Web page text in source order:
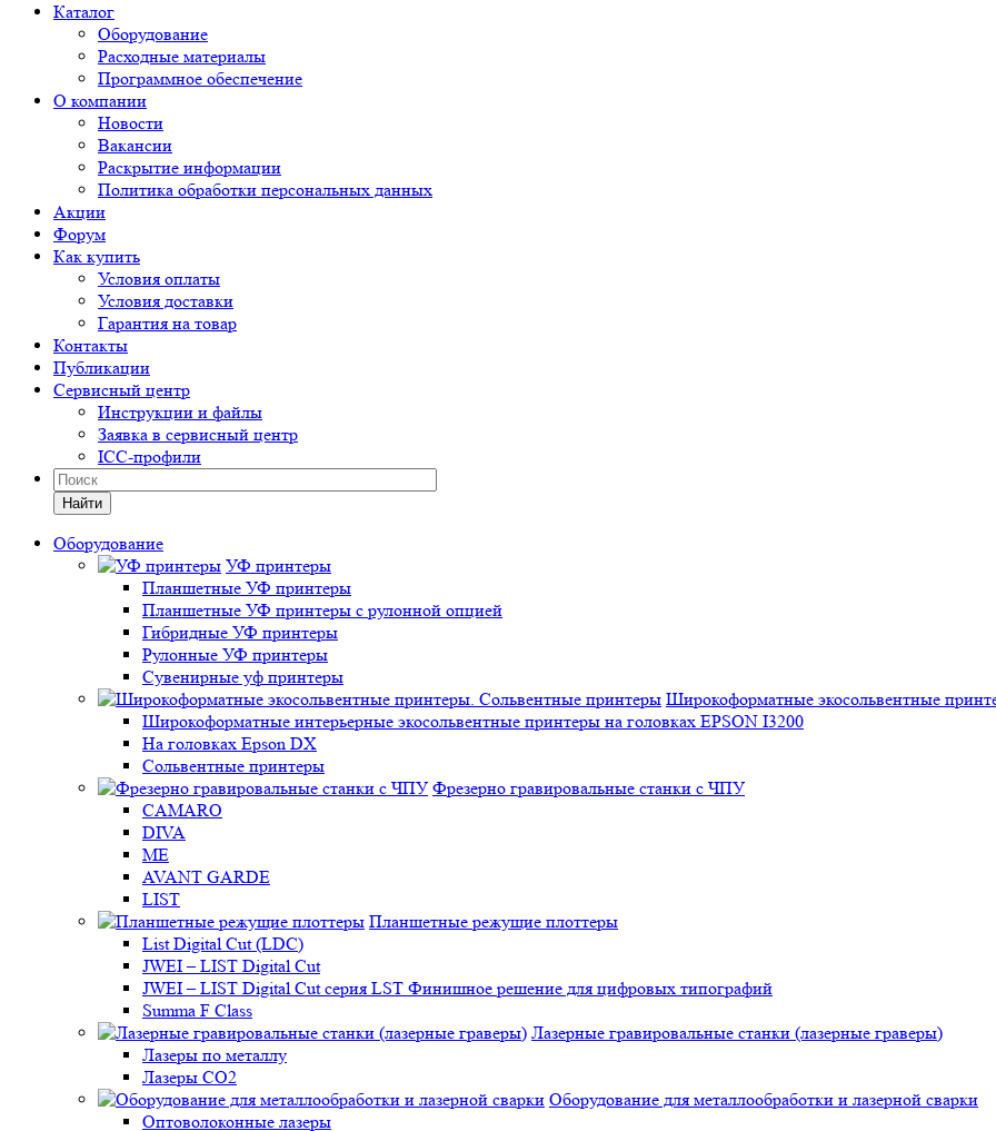
Каталог
Оборудование
Расходные материалы
Программное обеспечение
О компании
Новости
Вакансии
Раскрытие информации
Политика обработки персональных данных
Акции
Форум
Как купить
Условия оплаты
Условия доставки
Гарантия на товар
Контакты
Публикации
Сервисный центр
Инструкции и файлы
Заявка в сервисный центр
ICC-профили
Найти
Оборудование
УФ принтеры
Планшетные УФ принтеры
Планшетные УФ принтеры с рулонной опцией
Гибридные УФ принтеры
Рулонные УФ принтеры
Сувенирные уф принтеры
Широкоформатные экосольвентные
Широкоформатные интерьерные экосольвентные принтеры на головках EPSON I3200
На головках Epson DX
Сольвентные принтеры
Фрезерно гравировальные станки с ЧПУ
CAMARO
DIVA
ME
AVANT GARDE
LIST
Планшетные режущие плоттеры
List Digital Cut (LDC)
JWEI – LIST Digital Cut
JWEI – LIST Digital Cut серия LST Финишное решение для цифровых типографий
Summa F Class
Лазерные гравировальные станки (лазерные граверы)
Лазеры по металлу
Лазеры CO2
Оборудование для металлообработки и лазерной сварки
Оптоволоконные лазеры